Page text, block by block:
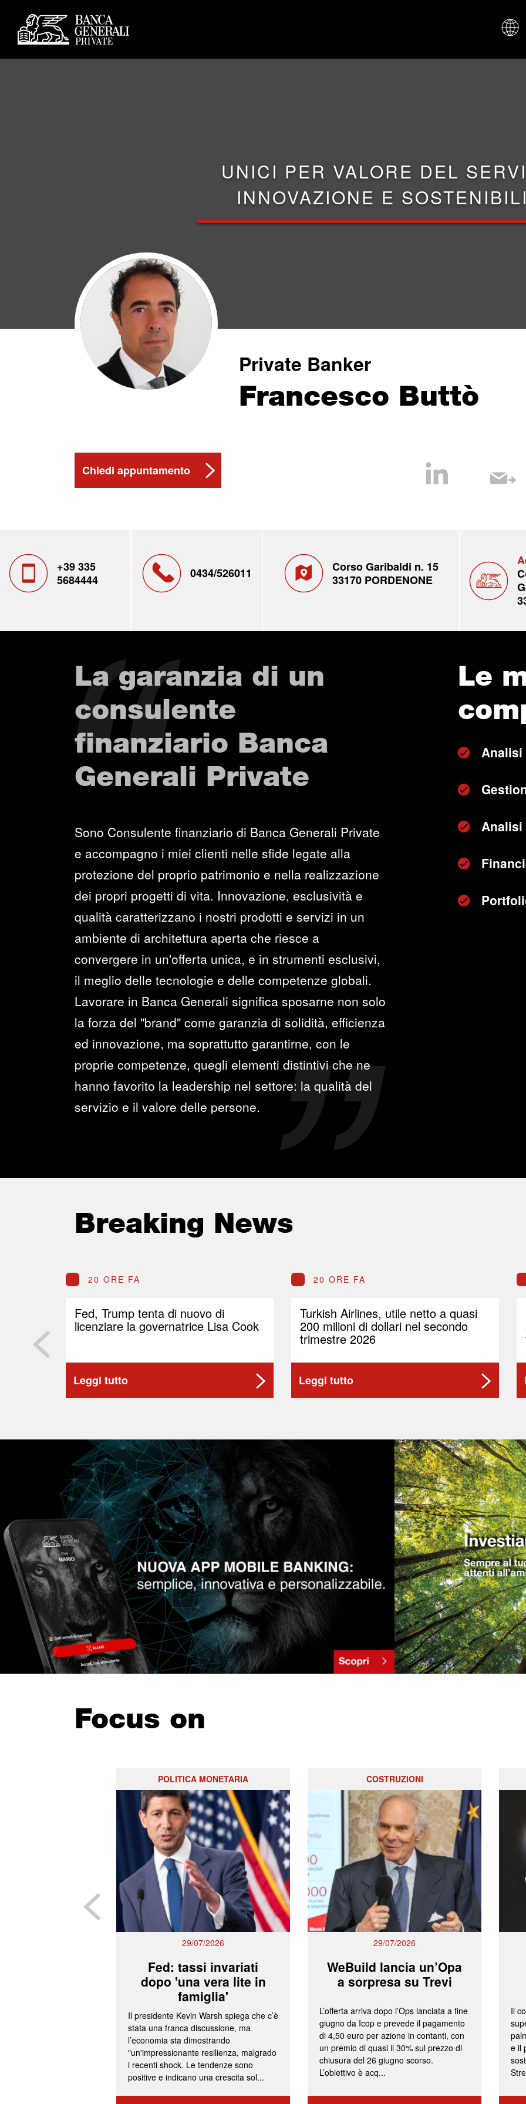
UNICI PER VALORE DEL
INNOVAZIONE E
Private Banker
Francesco Buttò
Chiedi appuntamento
+39 335
5684444
0434/526011
Corso Garibaldi n. 15
33170 PORDENONE
La garanzia di un
consulente
finanziario Banca
Generali Private
Sono Consulente finanziario di Banca Generali Private
e accompagno i miei clienti nelle sfide legate alla
protezione del proprio patrimonio e nella realizzazione
dei propri progetti di vita. Innovazione, esclusività e
qualità caratterizzano i nostri prodotti e servizi in un
ambiente di architettura aperta che riesce a
convergere in un'offerta unica, e in strumenti esclusivi,
il meglio delle tecnologie e delle competenze globali.
Lavorare in Banca Generali significa sposarne non solo
la forza del "brand" come garanzia di solidità, efficienza
ed innovazione, ma soprattutto garantirne, con le
proprie competenze, quegli elementi distintivi che ne
hanno favorito la leadership nel settore: la qualità del
servizio e il valore delle persone.
Le
Analisi
Breaking News
20 ORE FA
Fed, Trump tenta di nuovo di
licenziare la governatrice Lisa Cook
Leggi tutto
20 ORE FA
Turkish Airlines, utile netto a quasi
200 milioni di dollari nel secondo
trimestre 2026
Leggi tutto
Focus on
POLITICA MONETARIA
29/07/2026
Fed: tassi invariati
dopo 'una vera lite in
famiglia'
Il presidente Kevin Warsh spiega che c’è
stata una franca discussione, ma
l’economia sta dimostrando
"un'impressionante resilienza, malgrado
i recenti shock. Le tendenze sono
positive e indicano una crescita sol...
COSTRUZIONI
29/07/2026
WeBuild lancia un’Opa
a sorpresa su Trevi
L’offerta arriva dopo l’Ops lanciata a fine
giugno da Icop e prevede il pagamento
di 4,50 euro per azione in contanti, con
un premio di quasi il 30% sul prezzo di
chiusura del 26 giugno scorso.
L’obiettivo è acq...
Il
e il